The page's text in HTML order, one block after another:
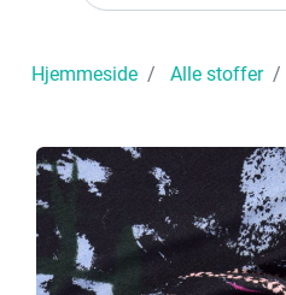
Hjemmeside Alle stoffer